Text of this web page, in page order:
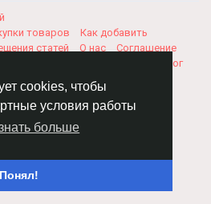
cookies, чтобы
условия работы
больше
Понял!
товаров
Как добавить
статей О нас
Соглашение
Каталог